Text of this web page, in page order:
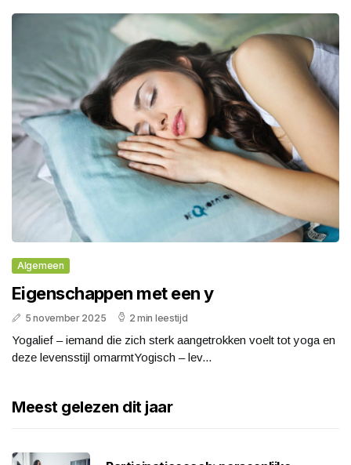
Algemeen
Eigenschappen met een y
5 november 2025 2 min leestijd
Yogalief – iemand die zich sterk aangetrokken voelt tot yoga en
deze levensstijl omarmtYogisch – lev...
Meest gelezen dit jaar